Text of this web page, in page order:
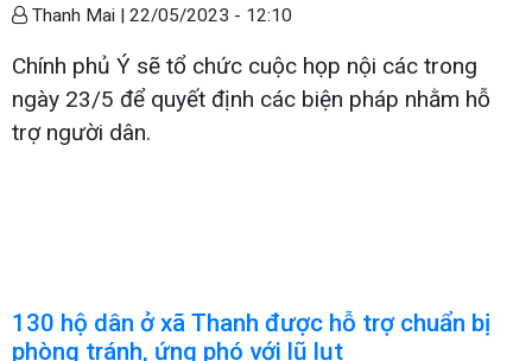
Thanh Mai | 22/05/2023 - 12:10
Chính phủ Ý sẽ tổ chức cuộc họp nội các trong
ngày 23/5 để quyết định các biện pháp nhằm hỗ
trợ người dân.
130 hộ dân ở xã Thanh được hỗ trợ chuẩn bị
phòng tránh, ứng phó với lũ lụt